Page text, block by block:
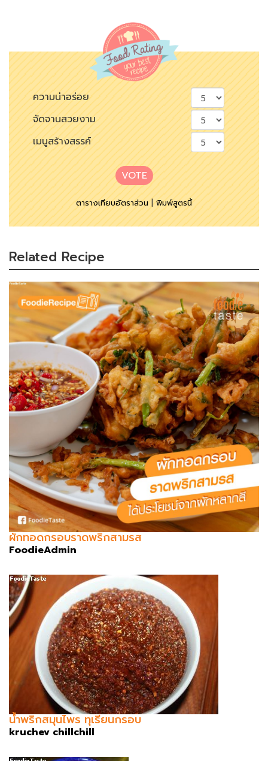
ความน่าอร่อย
จัดจานสวยงาม
เมนูสร้างสรรค์
VOTE
ตารางเทียบอัตราส่วน|พิมพ์สูตรนี้
Related Recipe
ผักทอดกรอบราดพริกสามรส
FoodieAdmin
น้ำพริกสมุนไพร ทุเรียนกรอบ
kruchev chillchill